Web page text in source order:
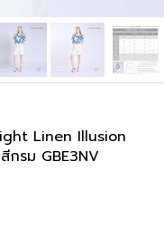
Linen Illusion
รม GBE3NV